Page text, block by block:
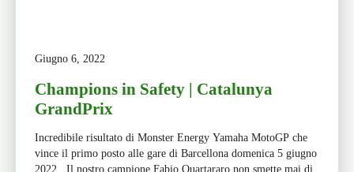
Giugno 6, 2022
Champions in Safety | Catalunya
GrandPrix
Incredibile risultato di Monster Energy Yamaha MotoGP che
vince il primo posto alle gare di Barcellona domenica 5 giugno
2022 Il nostro campione Fabio Quartararo non smette mai di